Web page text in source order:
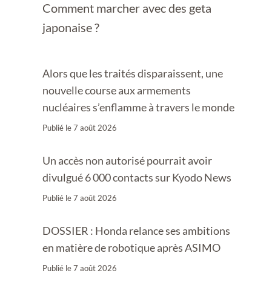
Comment marcher avec des geta
japonaise ?
Alors que les traités disparaissent, une
nouvelle course aux armements
nucléaires s’enflamme à travers le monde
Publié le7 août 2026
Un accès non autorisé pourrait avoir
divulgué 6 000 contacts sur Kyodo News
Publié le7 août 2026
DOSSIER : Honda relance ses ambitions
en matière de robotique après ASIMO
Publié le7 août 2026